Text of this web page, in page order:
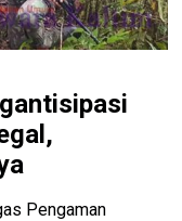
Pengaman